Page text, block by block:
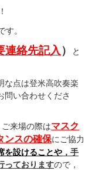
す。
連絡先記入 ）
と
な点は登米高吹奏楽
問い合わせくださ
来場の際はマスク
ンスの確保にご協力
を設けることや ，手
っておりますので，